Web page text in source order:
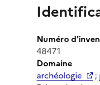
Numéro
48471
Domaine
archéologie
;